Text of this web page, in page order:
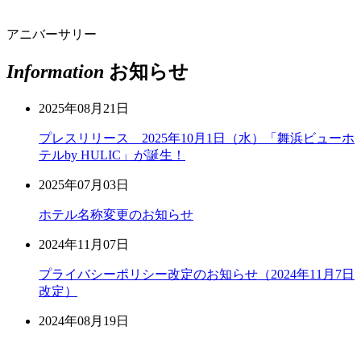
アニバーサリー
Information お知らせ
2025年08月21日
プレスリリース 2025年10月1日（水）「舞浜ビューホ
テルby HULIC」が誕生！
2025年07月03日
ホテル名称変更のお知らせ
2024年11月07日
プライバシーポリシー改定のお知らせ（2024年11月7日
改定）
2024年08月19日